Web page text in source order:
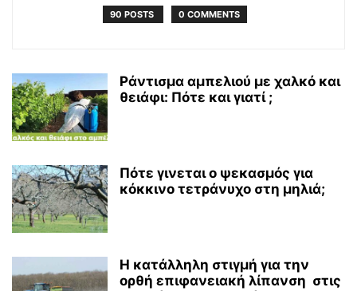
90 POSTS 0 COMMENTS
Ράντισμα αμπελιού με χαλκό και
θειάφι: Πότε και γιατί ;
Πότε γινεται ο ψεκασμός για
κόκκινο τετράνυχο στη μηλιά;
Η κατάλληλη στιγμή για την
ορθή επιφανειακή λίπανση στις